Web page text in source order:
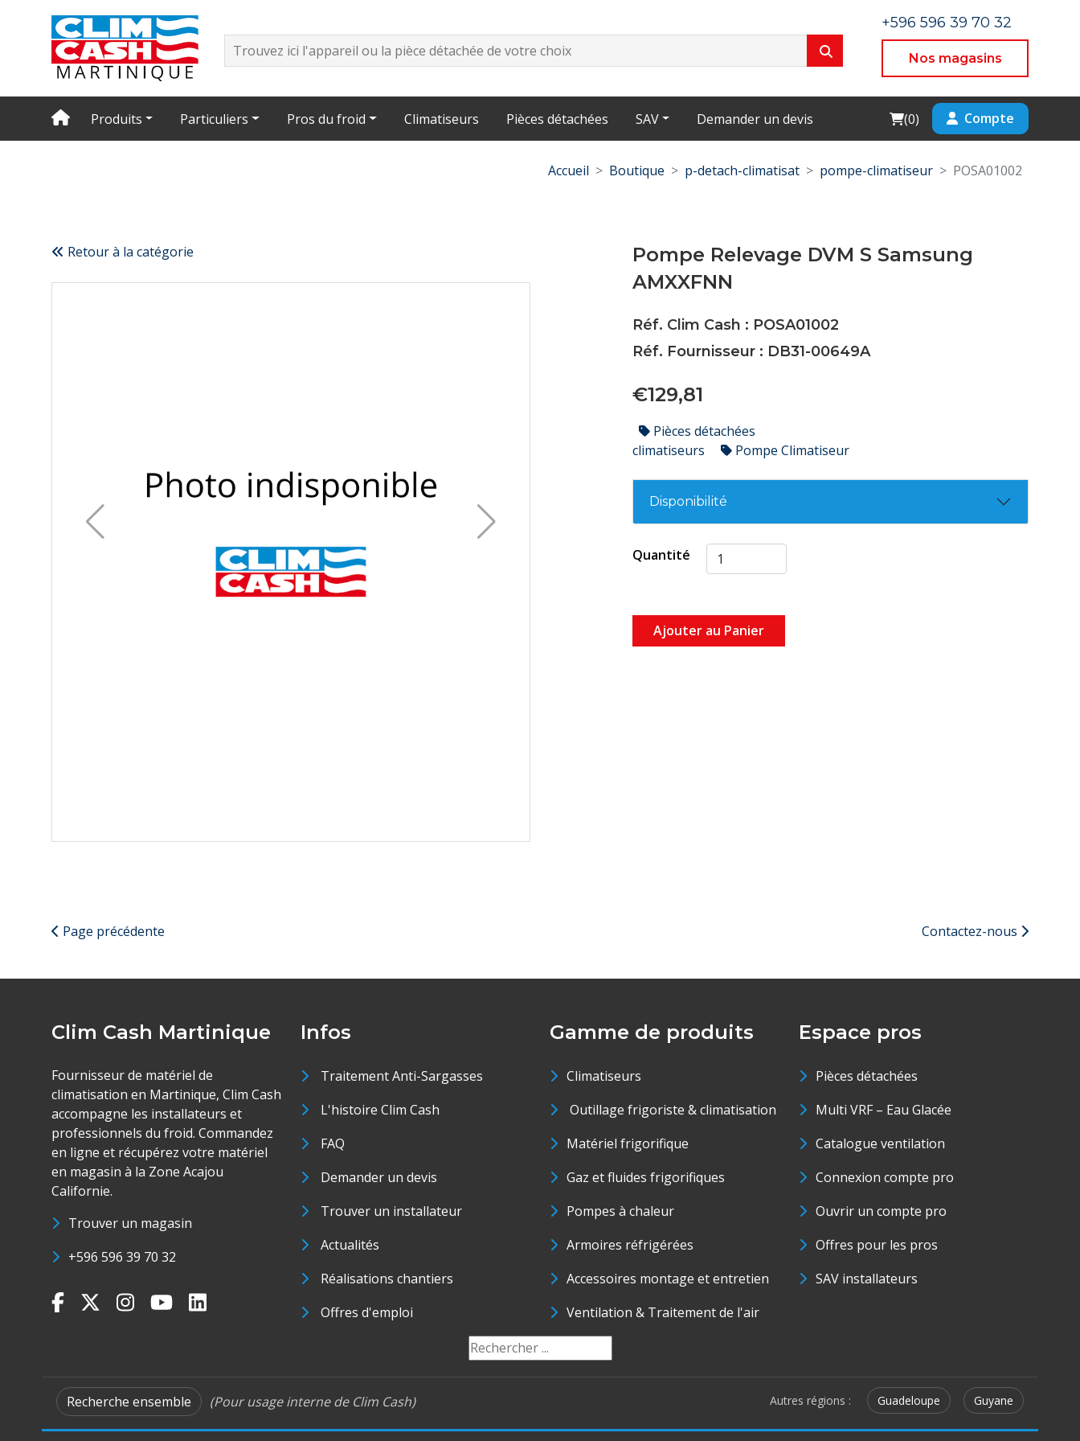
+596 596 39 70 32
Nos magasins
Produits Particuliers Pros du froid Climatiseurs Pièces détachées SAV Demander un devis Cart
(0) Compte
Accueil Boutique p-detach-climatisat pompe-climatiseur POSA01002
Retour à la catégorie
Pompe Relevage DVM S Samsung
AMXXFNN
Réf. Clim Cash : POSA01002
Réf. Fournisseur : DB31-00649A
€129,81
Pièces détachées
climatiseurs
Pompe Climatiseur
Disponibilité
Quantité
Ajouter au Panier
Page précédente Contactez-nous
Clim Cash Martinique
Fournisseur de matériel de
climatisation en Martinique, Clim Cash
accompagne les installateurs et
professionnels du froid. Commandez
en ligne et récupérez votre matériel
en magasin à la Zone Acajou
Californie.
Trouver un magasin
+596 596 39 70 32
Infos
Traitement Anti-Sargasses
L'histoire Clim Cash
FAQ
Demander un devis
Trouver un installateur
Actualités
Réalisations chantiers
Offres d'emploi
Gamme de produits
Climatiseurs
Outillage frigoriste & climatisation
Matériel frigorifique
Gaz et fluides frigorifiques
Pompes à chaleur
Armoires réfrigérées
Accessoires montage et entretien
Ventilation & Traitement de l'air
Espace pros
Pièces détachées
Multi VRF – Eau Glacée
Catalogue ventilation
Connexion compte pro
Ouvrir un compte pro
Offres pour les pros
SAV installateurs
Recherche ensemble (Pour usage interne de Clim Cash) Autres régions : Guadeloupe Guyane